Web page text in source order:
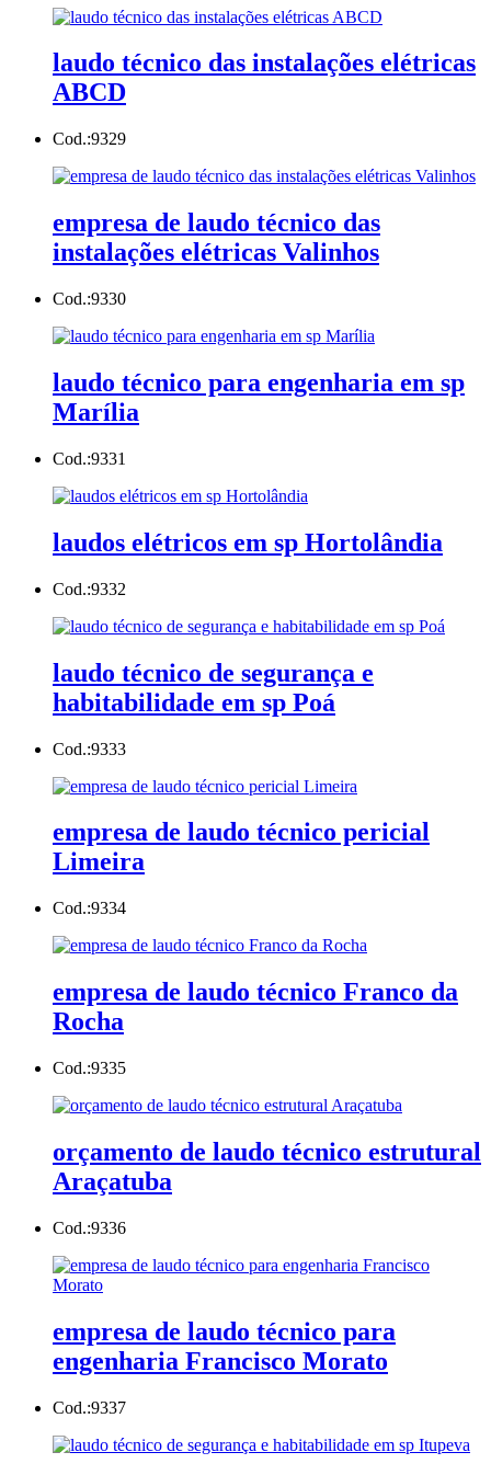
laudo técnico das instalações elétricas
ABCD
Cod.:9329
empresa de laudo técnico das
instalações elétricas Valinhos
Cod.:9330
laudo técnico para engenharia em sp
Marília
Cod.:9331
laudos elétricos em sp Hortolândia
Cod.:9332
laudo técnico de segurança e
habitabilidade em sp Poá
Cod.:9333
empresa de laudo técnico pericial
Limeira
Cod.:9334
empresa de laudo técnico Franco da
Rocha
Cod.:9335
orçamento de laudo técnico estrutural
Araçatuba
Cod.:9336
empresa de laudo técnico para
engenharia Francisco Morato
Cod.:9337